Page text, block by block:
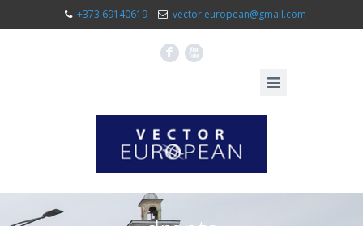
+373 69140619 vector.european@gmail.com
F X